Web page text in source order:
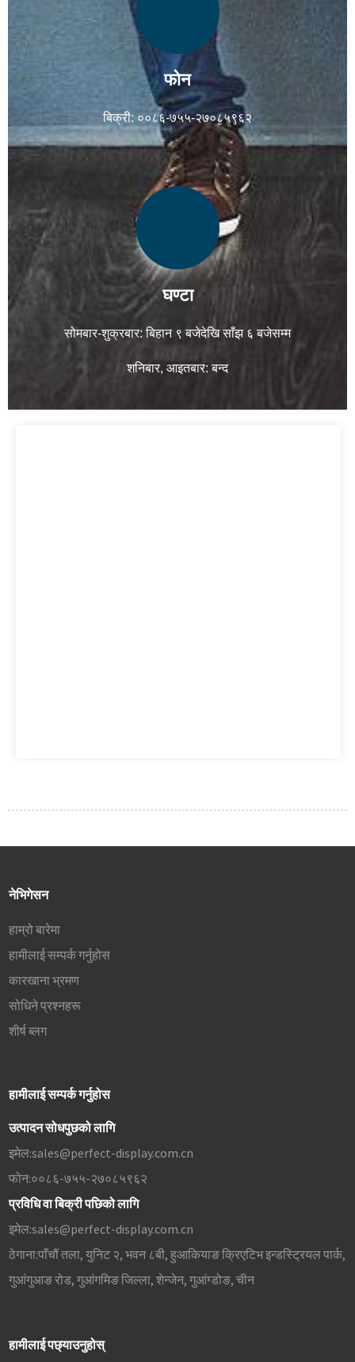
फोन
बिक्री: ००८६-७५५-२७०८५९६२
घण्टा
सोमबार-शुक्रबार: बिहान ९ बजेदेखि साँझ ६ बजेसम्म
शनिबार, आइतबार: बन्द
नेभिगेसन
हाम्रो बारेमा
हामीलाई सम्पर्क गर्नुहोस
कारखाना भ्रमण
सोधिने प्रश्नहरू
शीर्ष ब्लग
हामीलाई सम्पर्क गर्नुहोस
उत्पादन सोधपुछको लागि
इमेल:sales@perfect-display.com.cn
फोन:००८६-७५५-२७०८५९६२
प्रविधि वा बिक्री पछिको लागि
इमेल:sales@perfect-display.com.cn
ठेगाना:पाँचौं तला, युनिट २, भवन ८बी, हुआकियाङ क्रिएटिभ इन्डस्ट्रियल पार्क,
गुआंगुआङ रोड, गुआंगमिङ जिल्ला, शेन्जेन, गुआंग्डोङ, चीन
हामीलाई पछ्याउनुहोस्